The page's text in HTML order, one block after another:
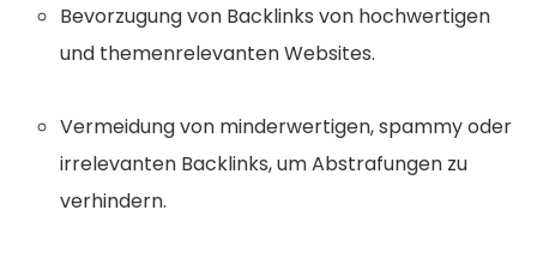
Bevorzugung von Backlinks von hochwertigen
und themenrelevanten Websites.
Vermeidung von minderwertigen, spammy oder
irrelevanten Backlinks, um Abstrafungen zu
verhindern.